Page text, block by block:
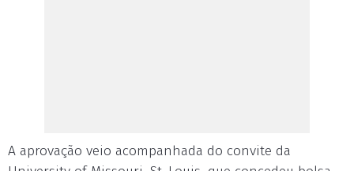
A aprovação veio acompanhada do convite da